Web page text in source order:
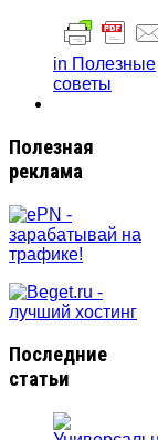
in Полезные
советы
Полезная
реклама
Последние
статьи